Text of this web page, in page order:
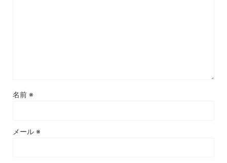
名前 ※
メール ※